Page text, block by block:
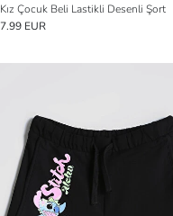
Kız Çocuk Beli Lastikli Desenli Şort
7.99 EUR